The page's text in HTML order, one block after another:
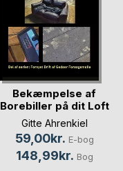
Bekæmpelse af
Borebiller på dit Loft
Gitte Ahrenkiel
59,00kr. E-bog
148,99kr. Bog